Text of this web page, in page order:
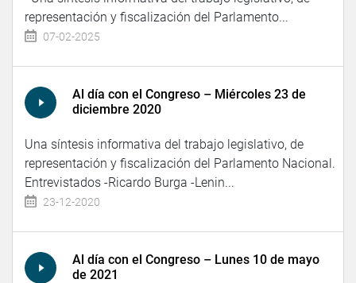
representación y fiscalización del Parlamento...
07-02-2025
Al día con el Congreso – Miércoles 23 de
diciembre 2020
Una síntesis informativa del trabajo legislativo, de
representación y fiscalización del Parlamento Nacional.
Entrevistados -Ricardo Burga -Lenin...
23-12-2020
Al día con el Congreso – Lunes 10 de mayo
de 2021